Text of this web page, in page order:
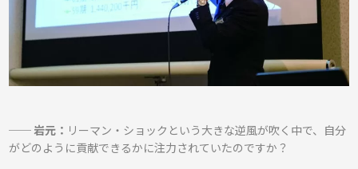
── 岩元： リーマン・ショックという大きな逆風が吹く中で、自分
がどのように貢献できるかに注力されていたのですか？